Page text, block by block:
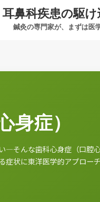
耳鼻科疾患の駆
鍼灸の専門家が、まずは医
身症）
―そんな歯科心身症（口腔
症状に東洋医学的アプロー